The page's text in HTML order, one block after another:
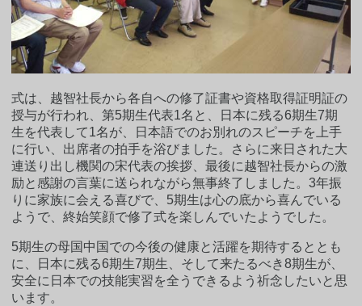
式は、越智社長から各自への修了証書や資格取得証明証の
授与が行われ、第5期生代表1名と、日本に残る6期生7期
生を代表して1名が、日本語でのお別れのスピーチを上手
に行い、出席者の拍手を浴びました。さらに来日された大
連送り出し機関の宋代表の挨拶、最後に越智社長からの激
励と感謝の言葉に送られながら無事終了しました。3年振
りに家族に会える喜びで、5期生は心の底から喜んでいる
ようで、終始笑顔で修了式を楽しんでいたようでした。
5期生の母国中国での今後の健康と活躍を期待するととも
に、日本に残る6期生7期生、そして来たるべき8期生が、
安全に日本での技能実習を全うできるよう祈念したいと思
います。